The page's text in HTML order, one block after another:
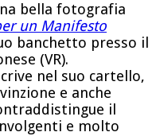
bella fotografia
un Manifesto
banchetto presso il
(VR).
nel suo cartello,
e anche
il
e molto